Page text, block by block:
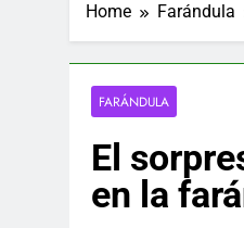
Home Farándula
FARÁNDULA
El
en la